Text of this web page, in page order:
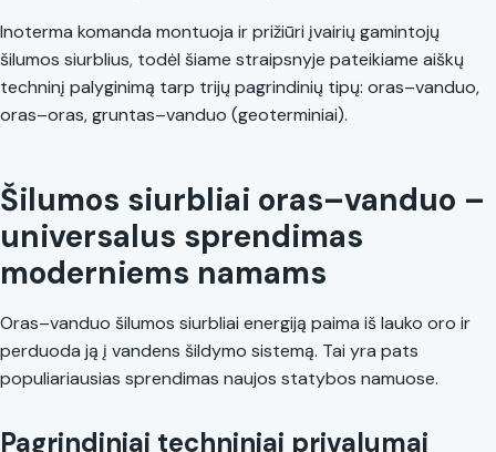
Inoterma komanda montuoja ir prižiūri įvairių gamintojų
šilumos siurblius, todėl šiame straipsnyje pateikiame aiškų
techninį palyginimą tarp trijų pagrindinių tipų: oras–vanduo,
oras–oras, gruntas–vanduo (geoterminiai).
Šilumos siurbliai oras–vanduo –
universalus sprendimas
moderniems namams
Oras–vanduo šilumos siurbliai energiją paima iš lauko oro ir
perduoda ją į vandens šildymo sistemą. Tai yra pats
populiariausias sprendimas naujos statybos namuose.
Pagrindiniai techniniai privalumai